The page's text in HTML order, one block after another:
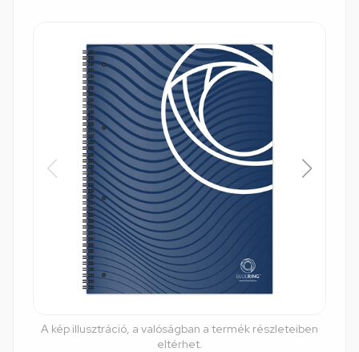
A kép illusztráció, a valóságban a termék részleteiben
eltérhet.